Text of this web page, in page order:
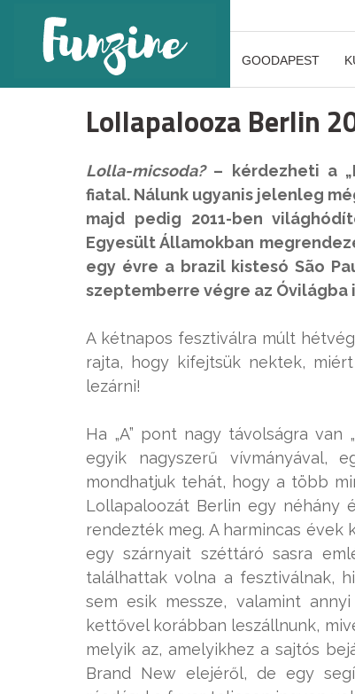
GOODAPEST
Lollapalooza Berlin
Lolla-micsoda?– kérdezheti a
fiatal. Nálunk ugyanis jelenleg
majd pedig 2011-ben
Egyesült Államokban
egy évre a brazil kistesó São
szeptemberre végre az Óvilágba
A kétnapos fesztiválra múlt
rajta, hogy kifejtsük nektek,
lezárni!
Ha „A” pont nagy távolságra
egyik nagyszerű vívmányával,
mondhatjuk tehát, hogy a több
Lollapaloozát Berlin egy néhány
rendezték meg. A harmincas
egy szárnyait széttáró sasra
találhattak volna a fesztiválnak,
sem esik messze, valamint
kettővel korábban leszállnunk,
melyik az, amelyikhez a sajtós
Brand New elejéről, de egy